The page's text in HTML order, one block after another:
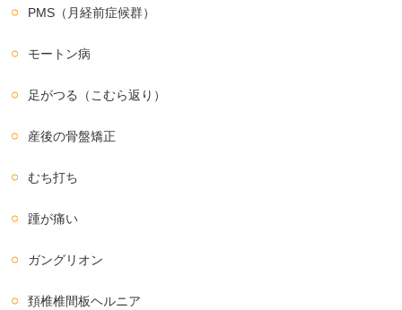
PMS（月経前症候群）
モートン病
足がつる（こむら返り）
産後の骨盤矯正
むち打ち
踵が痛い
ガングリオン
頚椎椎間板ヘルニア